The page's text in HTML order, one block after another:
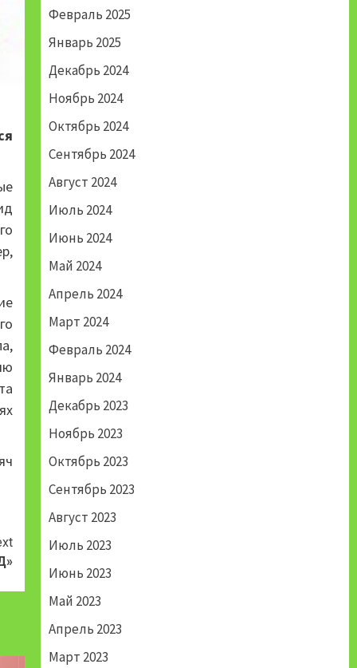
Февраль 2025
Январь 2025
Декабрь 2024
Ноябрь 2024
Октябрь 2024
Сентябрь 2024
Август 2024
Июль 2024
Июнь 2024
Май 2024
Апрель 2024
Март 2024
Февраль 2024
Январь 2024
Декабрь 2023
Ноябрь 2023
Октябрь 2023
Сентябрь 2023
Август 2023
Июль 2023
Июнь 2023
Май 2023
Апрель 2023
Март 2023